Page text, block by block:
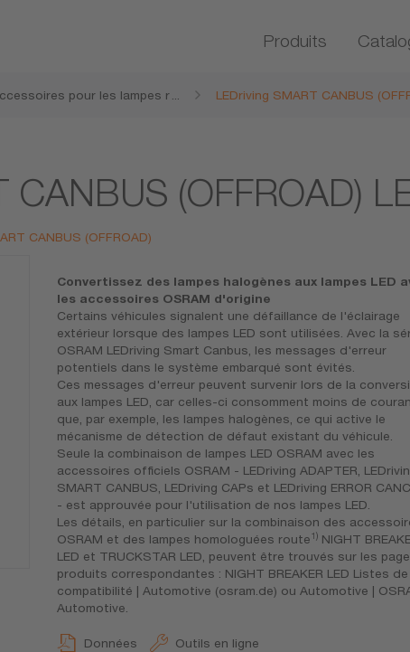
Produits
pour les lampes r LEDriving SMART CANBUS
CANBUS (OFFROAD)
CANBUS (OFFROAD)
Convertissez des lampes halogènes aux lampes LED
les accessoires OSRAM d'origine
Certains véhicules signalent une défaillance de l'éclairage
extérieur lorsque des lampes LED sont utilisées. Avec la
OSRAM LEDriving Smart Canbus, les messages d'erreur
potentiels dans le système embarqué sont évités.
Ces messages d'erreur peuvent survenir lors de la
aux lampes LED, car celles-ci consomment moins de
que, par exemple, les lampes halogènes, ce qui active le
mécanisme de détection de défaut existant du véhicule.
Seule la combinaison de lampes LED OSRAM avec les
accessoires officiels OSRAM - LEDriving ADAPTER,
SMART CANBUS, LEDriving CAPs et LEDriving ERROR
- est approuvée pour l'utilisation de nos lampes LED.
Les détails, en particulier sur la combinaison des
OSRAM et des lampes homologuées route1)NIGHT
LED et TRUCKSTAR LED, peuvent être trouvés sur les
produits correspondantes : NIGHT BREAKER LED Listes de
compatibilité | Automotive (osram.de) ou Automotive |
Automotive.
Données Outils en ligne